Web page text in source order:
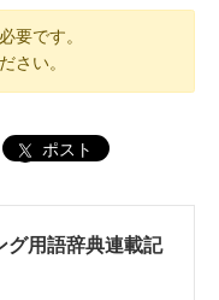
要です。
さい。
ポスト
グ用語辞典連載記